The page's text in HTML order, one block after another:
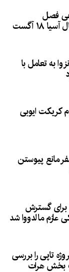
فصل
۲۷-۲۰۲۶ کنفدراسیون فوتبال آسیا ۱۸ آگست
به تعامل با
کریکت ایوبی
مانع پیوستن
برای گسترش
مالدووا شد
تاپی را بررسی
بخش هرات